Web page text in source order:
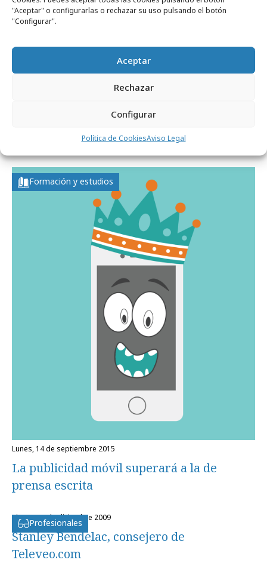
"Aceptar" o configurarlas o rechazar su uso pulsando el botón
"Configurar".
Aceptar
Rechazar
Configurar
Política de CookiesAviso Legal
Los smartphones marcan la pauta digital
Formación y estudios
lunes, 14 de septiembre 2015
La publicidad móvil superará a la de
prensa escrita
Profesionales
viernes, 4 de diciembre 2009
Stanley Bendelac, consejero de
Televeo.com